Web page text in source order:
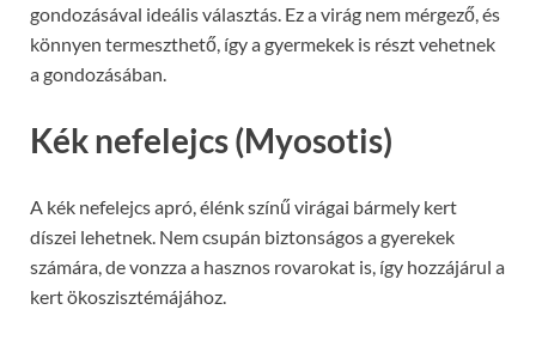
gondozásával ideális választás. Ez a virág nem mérgező, és
könnyen termeszthető, így a gyermekek is részt vehetnek
a gondozásában.
Kék nefelejcs (Myosotis)
A kék nefelejcs apró, élénk színű virágai bármely kert
díszei lehetnek. Nem csupán biztonságos a gyerekek
számára, de vonzza a hasznos rovarokat is, így hozzájárul a
kert ökoszisztémájához.